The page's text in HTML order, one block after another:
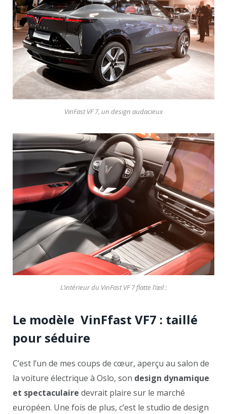
VinFast VF 7, un design audacieux
L’intérieur du VinFast VF 7 flatte l’œil :
Le modèle VinFfast VF7 : taillé
pour séduire
C’est l’un de mes coups de cœur, aperçu au salon de
la voiture électrique à Oslo, son design dynamique
et spectaculaire devrait plaire sur le marché
européen. Une fois de plus, c’est le studio de design